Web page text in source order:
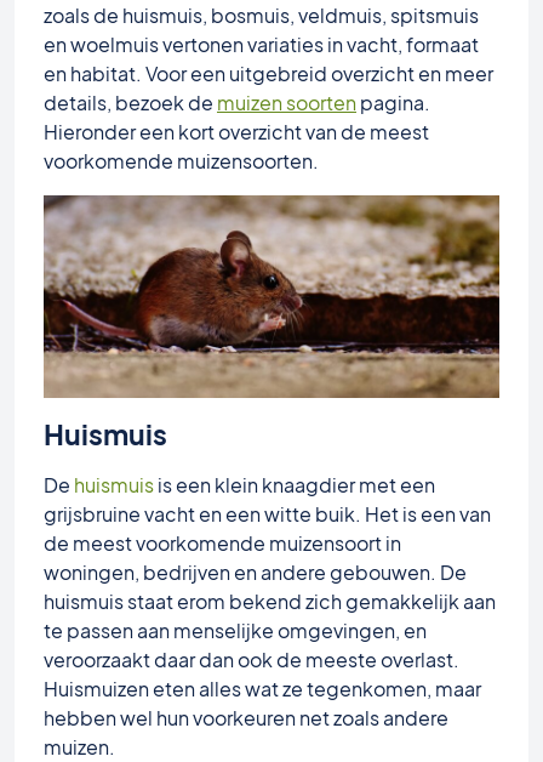
zoals de huismuis, bosmuis, veldmuis, spitsmuis
en woelmuis vertonen variaties in vacht, formaat
en habitat. Voor een uitgebreid overzicht en meer
details, bezoek de muizen soortenpagina.
Hieronder een kort overzicht van de meest
voorkomende muizensoorten.
Huismuis
De huismuisis een klein knaagdier met een
grijsbruine vacht en een witte buik. Het is een van
de meest voorkomende muizensoort in
woningen, bedrijven en andere gebouwen. De
huismuis staat erom bekend zich gemakkelijk aan
te passen aan menselijke omgevingen, en
veroorzaakt daar dan ook de meeste overlast.
Huismuizen eten alles wat ze tegenkomen, maar
hebben wel hun voorkeuren net zoals andere
muizen.